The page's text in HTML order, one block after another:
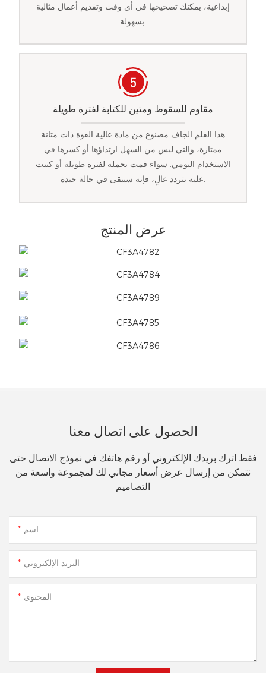
إبداعية، يمكنك تصحيحها في أي وقت وتقديم أعمال مثالية
مقاوم للسقوط ومتين للكتابة لفترة طويلة
هذا القلم الجاف مصنوع من مادة عالية القوة ذات متانة
ممتازة، والتي ليس من السهل ارتداؤها أو كسرها في
الاستخدام اليومي. سواء قمت بحمله لفترة طويلة أو كتبت
عليه بتردد عالٍ، فإنه سيبقى في حالة جيدة.
عرض المنتج
الحصول على اتصال معنا
فقط اترك بريدك الإلكتروني أو رقم هاتفك في نموذج الاتصال حتى
نتمكن من إرسال عرض أسعار مجاني لك لمجموعة واسعة من
التصاميم
اسم
البريد الإلكتروني
المحتوى